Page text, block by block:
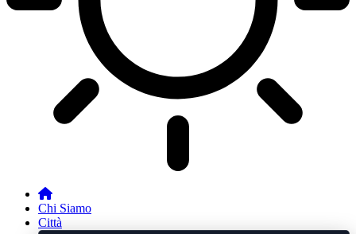
Chi Siamo
Città